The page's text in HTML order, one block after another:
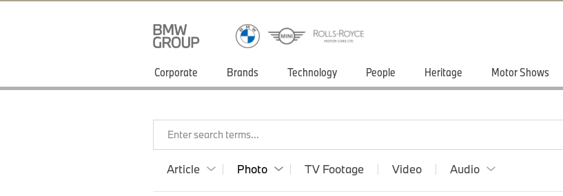
Corporate Brands Technology People Heritage Motor Shows
Enter search terms...
Article Photo TV Footage Video Audio